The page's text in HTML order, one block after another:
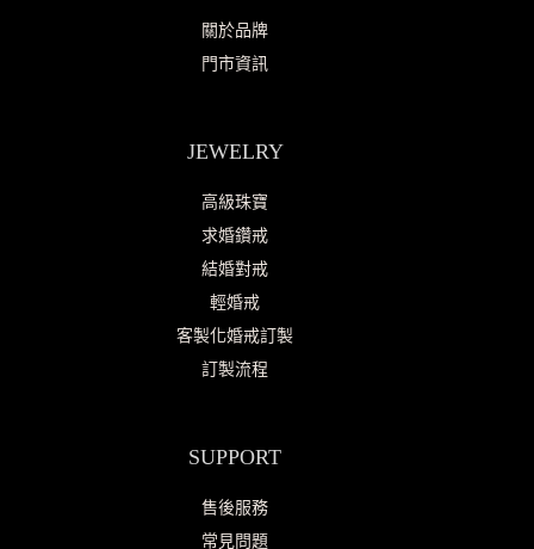
關於品牌
門市資訊
JEWELRY
高級珠寶
求婚鑽戒
結婚對戒
輕婚戒
客製化婚戒訂製
訂製流程
SUPPORT
售後服務
常見問題